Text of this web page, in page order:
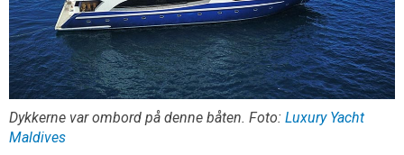
Dykkerne var ombord på denne båten. Foto: Luxury Yacht
Maldives